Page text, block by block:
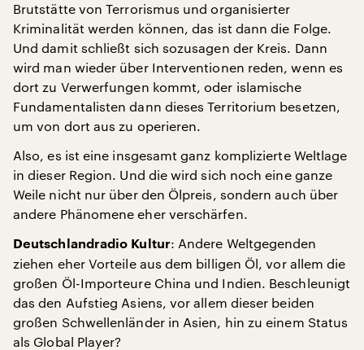
Brutstätte von Terrorismus und organisierter
Kriminalität werden können, das ist dann die Folge.
Und damit schließt sich sozusagen der Kreis. Dann
wird man wieder über Interventionen reden, wenn es
dort zu Verwerfungen kommt, oder islamische
Fundamentalisten dann dieses Territorium besetzen,
um von dort aus zu operieren.
Also, es ist eine insgesamt ganz komplizierte Weltlage
in dieser Region. Und die wird sich noch eine ganze
Weile nicht nur über den Ölpreis, sondern auch über
andere Phänomene eher verschärfen.
Deutschlandradio Kultur: Andere Weltgegenden
ziehen eher Vorteile aus dem billigen Öl, vor allem die
großen Öl-Importeure China und Indien. Beschleunigt
das den Aufstieg Asiens, vor allem dieser beiden
großen Schwellenländer in Asien, hin zu einem Status
als Global Player?